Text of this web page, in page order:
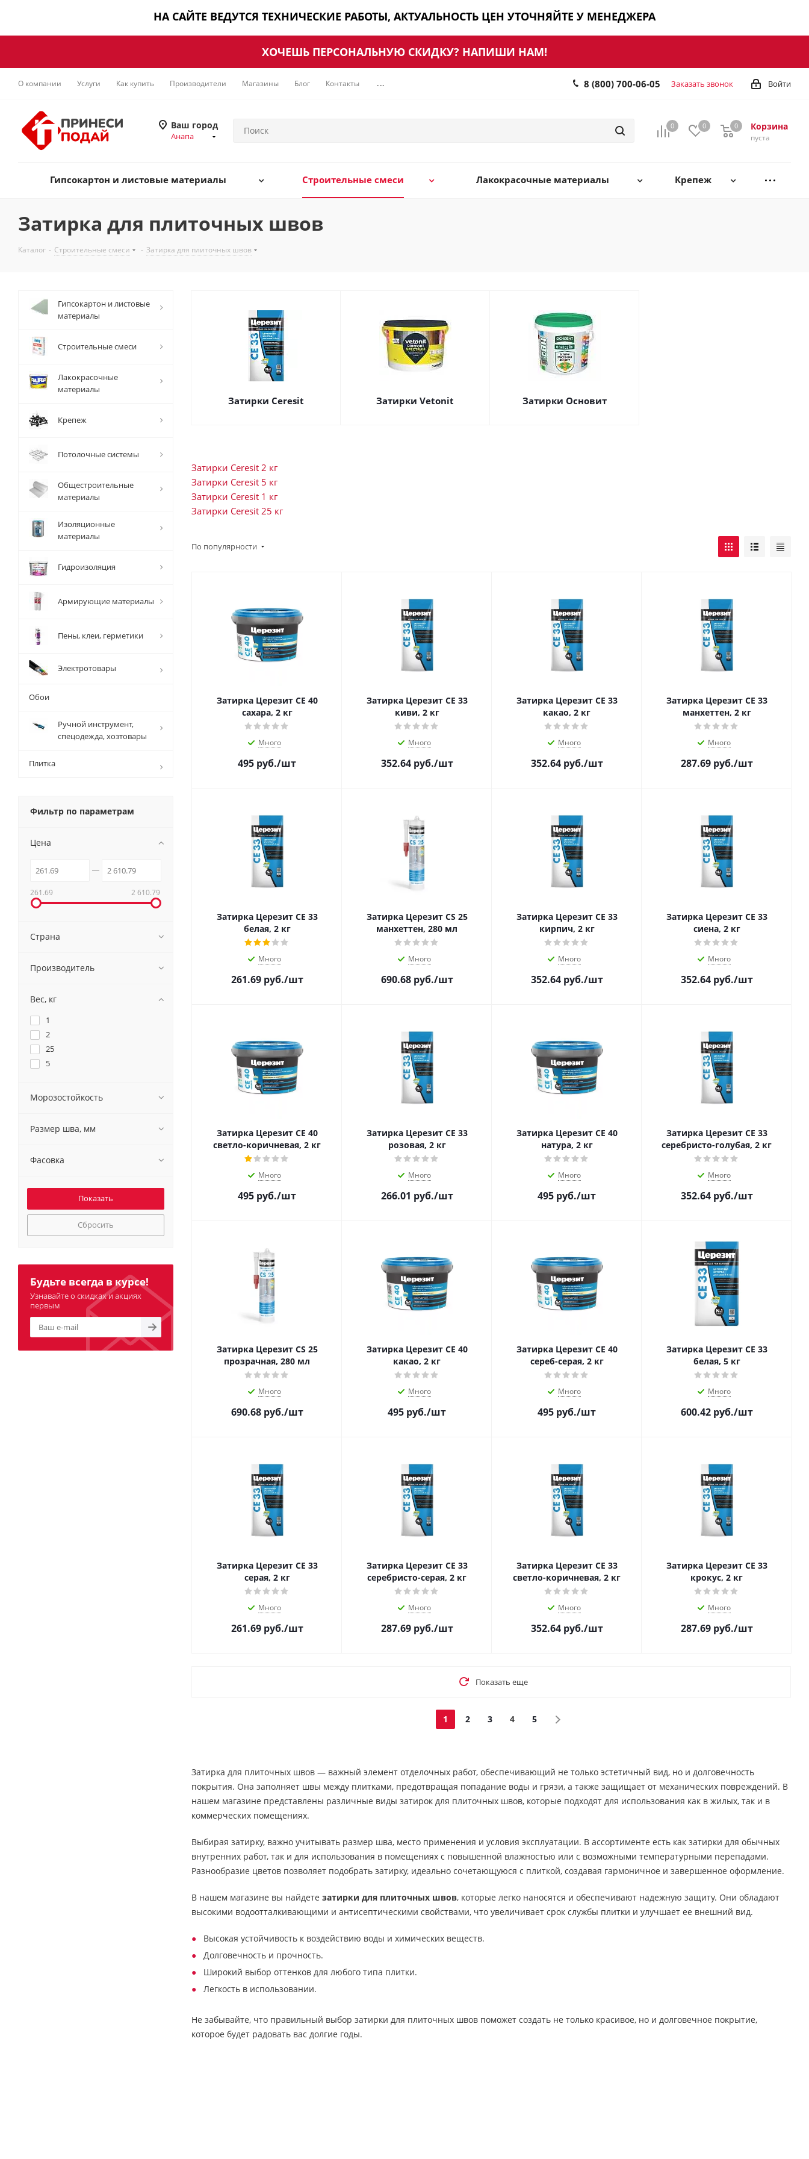
НА САЙТЕ ВЕДУТСЯ ТЕХНИЧЕСКИЕ РАБОТЫ, АКТУАЛЬНОСТЬ ЦЕН УТОЧНЯЙТЕ У МЕНЕДЖЕРА
ХОЧЕШЬ ПЕРСОНАЛЬНУЮ СКИДКУ? НАПИШИ НАМ!
О компании Услуги Как купить Производители Магазины Блог Контакты ... Войти
8 (800) 700-06-05 Заказать звонок
Ваш город
Анапа
0 0 Корзина
0
пуста
0
Гипсокартон и листовые материалы Строительные смеси Лакокрасочные материалы Крепеж
Затирка для плиточных швов
Каталог - Строительные смеси - Затирка для плиточных швов
Затирки Ceresit Затирки Vetonit Затирки Основит
Затирки Ceresit 2 кг
Затирки Ceresit 5 кг
Затирки Ceresit 1 кг
Затирки Ceresit 25 кг
По популярности
Затирка Церезит CE 40
сахара, 2 кг
Много
495 руб./шт
Затирка Церезит CE 33
киви, 2 кг
Много
352.64руб./шт
Затирка Церезит CE 33
какао, 2 кг
Много
352.64руб./шт
Затирка Церезит CE 33
манхеттен, 2 кг
Много
287.69руб./шт
Затирка Церезит CE 33
белая, 2 кг
Много
261.69руб./шт
Затирка Церезит CS 25
манхеттен, 280 мл
Много
690.68руб./шт
Затирка Церезит CE 33
кирпич, 2 кг
Много
352.64руб./шт
Затирка Церезит CE 33
сиена, 2 кг
Много
352.64руб./шт
Затирка Церезит CE 40
светло-коричневая, 2 кг
Много
495 руб./шт
Затирка Церезит CE 33
розовая, 2 кг
Много
266.01 руб./шт
Затирка Церезит CE 40
натура, 2 кг
Много
495 руб./шт
Затирка Церезит CE 33
серебристо-голубая, 2 кг
Много
352.64руб./шт
Затирка Церезит CS 25
прозрачная, 280 мл
Много
690.68руб./шт
Затирка Церезит CE 40
какао, 2 кг
Много
495 руб./шт
Затирка Церезит CE 40
сереб-серая, 2 кг
Много
495 руб./шт
Затирка Церезит CE 33
белая, 5 кг
Много
600.42руб./шт
Затирка Церезит CE 33
серая, 2 кг
Много
261.69руб./шт
Затирка Церезит CE 33
серебристо-серая, 2 кг
Много
287.69руб./шт
Затирка Церезит CE 33
светло-коричневая, 2 кг
Много
352.64руб./шт
Затирка Церезит CE 33
крокус, 2 кг
Много
287.69руб./шт
Показать еще
1 2 3 4 5
Затирка для плиточных швов — важный элемент отделочных работ, обеспечивающий не только эстетичный вид, но и долговечность
покрытия. Она заполняет швы между плитками, предотвращая попадание воды и грязи, а также защищает от механических повреждений. В
нашем магазине представлены различные виды затирок для плиточных швов, которые подходят для использования как в жилых, так и в
коммерческих помещениях.
Выбирая затирку, важно учитывать размер шва, место применения и условия эксплуатации. В ассортименте есть как затирки для обычных
внутренних работ, так и для использования в помещениях с повышенной влажностью или с возможными температурными перепадами.
Разнообразие цветов позволяет подобрать затирку, идеально сочетающуюся с плиткой, создавая гармоничное и завершенное оформление.
В нашем магазине вы найдете затирки для плиточных швов, которые легко наносятся и обеспечивают надежную защиту. Они обладают
высокими водоотталкивающими и антисептическими свойствами, что увеличивает срок службы плитки и улучшает ее внешний вид.
Высокая устойчивость к воздействию воды и химических веществ.
Долговечность и прочность.
Широкий выбор оттенков для любого типа плитки.
Легкость в использовании.
Не забывайте, что правильный выбор затирки для плиточных швов поможет создать не только красивое, но и долговечное покрытие,
которое будет радовать вас долгие годы.
Гипсокартон и листовые
материалы
Строительные смеси
Лакокрасочные
материалы
Крепеж
Потолочные системы
Общестроительные
материалы
Изоляционные
материалы
Гидроизоляция
Армирующие материалы
Пены, клеи, герметики
Электротовары
Обои
Ручной инструмент,
спецодежда, хозтовары
Плитка
Фильтр по параметрам
Цена
261.69 2 610.79
Страна
Производитель
Вес, кг
1
2
25
5
Морозостойкость
Размер шва, мм
Фасовка
Сбросить
Будьте всегда в курсе!
Узнавайте о скидках и акциях
первым